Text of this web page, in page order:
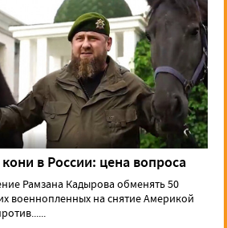
в России: цена вопроса
Рамзана Кадырова обменять 50
военнопленных на снятие Америкой